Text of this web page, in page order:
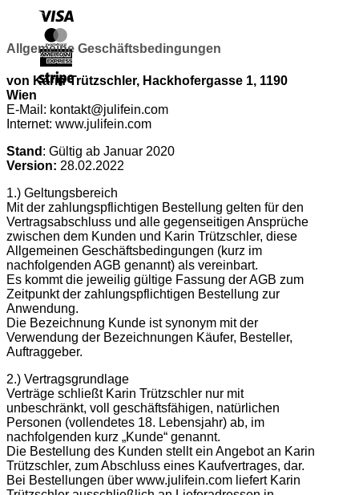
American
Stripe
Allgemeine Geschäftsbedingungen
von Karin Trützschler, Hackhofergasse 1, 1190
Wien
E-Mail: kontakt@julifein.com
Internet: www.julifein.com
Stand : Gültig ab Januar 2020
Version: 28.02.2022
1.) Geltungsbereich
Mit der zahlungspflichtigen Bestellung gelten für den
Vertragsabschluss und alle gegenseitigen Ansprüche
zwischen dem Kunden und Karin Trützschler, diese
Allgemeinen Geschäftsbedingungen (kurz im
nachfolgenden AGB genannt) als vereinbart.
Es kommt die jeweilig gültige Fassung der AGB zum
Zeitpunkt der zahlungspflichtigen Bestellung zur
Anwendung.
Die Bezeichnung Kunde ist synonym mit der
Verwendung der Bezeichnungen Käufer, Besteller,
Auftraggeber.
2.) Vertragsgrundlage
Verträge schließt Karin Trützschler nur mit
unbeschränkt, voll geschäftsfähigen, natürlichen
Personen (vollendetes 18. Lebensjahr) ab, im
nachfolgenden kurz „Kunde“ genannt.
Die Bestellung des Kunden stellt ein Angebot an Karin
Trützschler, zum Abschluss eines Kaufvertrages, dar.
Bei Bestellungen über www.julifein.com liefert Karin